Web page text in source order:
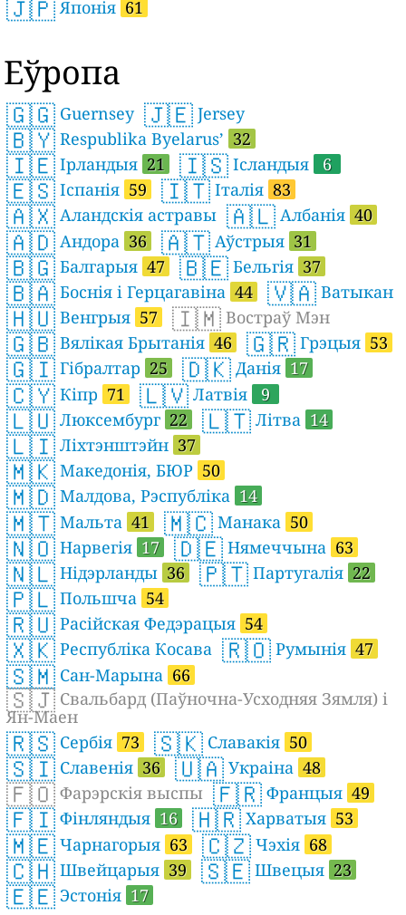
🇯🇵 Японія 61
Еўропа
🇬🇬 Guernsey 🇯🇪 Jersey
🇧🇾 Respublika Byelarus’ 32
🇮🇪 Ірландыя 21 🇮🇸 Ісландыя 6
🇪🇸 Іспанія 59 🇮🇹 Італія 83
🇦🇽 Аландскія астравы 🇦🇱 Албанія 40
🇦🇩 Андора 36 🇦🇹 Аўстрыя 31
🇧🇬 Балгарыя 47 🇧🇪 Бельгія 37
🇧🇦 Боснія і Герцагавіна 44 🇻🇦 Ватыкан
🇭🇺 Венгрыя 57 🇮🇲 Востраў Мэн
🇬🇧 Вялікая Брытанія 46 🇬🇷 Грэцыя 53
🇬🇮 Гібралтар 25 🇩🇰 Данія 17
🇨🇾 Кіпр 71 🇱🇻 Латвія 9
🇱🇺 Люксембург 22 🇱🇹 Літва 14
🇱🇮 Ліхтэнштэйн 37
🇲🇰 Македонія, БЮР 50
🇲🇩 Малдова, Рэспубліка 14
🇲🇹 Мальта 41 🇲🇨 Манака 50
🇳🇴 Нарвегія 17 🇩🇪 Нямеччына 63
🇳🇱 Нідэрланды 36 🇵🇹 Партугалія 22
🇵🇱 Польшча 54
🇷🇺 Расійская Федэрацыя 54
🇽🇰 Республіка Косава 🇷🇴 Румынія 47
🇸🇲 Сан-Марына 66
🇸🇯 Свальбард (Паўночна-Усходняя Зямля) і
Ян-Маен
🇷🇸 Сербія 73 🇸🇰 Славакія 50
🇸🇮 Славенія 36 🇺🇦 Украіна 48
🇫🇴 Фарэрскія выспы 🇫🇷 Францыя 49
🇫🇮 Фінляндыя 16 🇭🇷 Харватыя 53
🇲🇪 Чарнагорыя 63 🇨🇿 Чэхія 68
🇨🇭 Швейцарыя 39 🇸🇪 Швецыя 23
🇪🇪 Эстонія 17